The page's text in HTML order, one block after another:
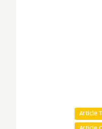
Article